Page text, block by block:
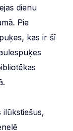
dienu
Pie
kas ir šī
ilūkstiešus,